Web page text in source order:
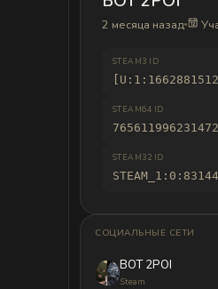
2 месяца назад
STEAM3 ID
STEAM64 ID
STEAM32 ID
СОЦИАЛЬНЫЕ СЕТИ
BOT 2POI
Steam